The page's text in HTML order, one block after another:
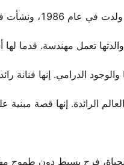
بالطاقة الإبداعية.
تعمل مهندسة. قدما لها
الدرامي. إنها فنانة
الرائدة. إنها قصة مبنية
فرح بسيط دون طموح